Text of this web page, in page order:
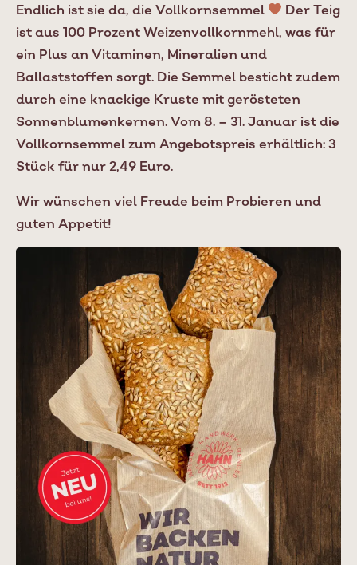
Endlich ist sie da, die Vollkornsemmel
Der Teig
ist aus 100 Prozent Weizenvollkornmehl, was für
ein Plus an Vitaminen, Mineralien und
Ballaststoffen sorgt. Die Semmel besticht zudem
durch eine knackige Kruste mit gerösteten
Sonnenblumenkernen. Vom 8. – 31. Januar ist die
Vollkornsemmel zum Angebotspreis erhältlich: 3
Stück für nur 2,49 Euro.
Wir wünschen viel Freude beim Probieren und
guten Appetit!